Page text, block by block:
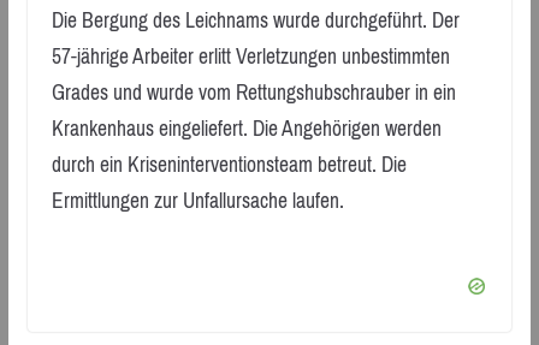
Die Bergung des Leichnams wurde durchgeführt. Der
57-jährige Arbeiter erlitt Verletzungen unbestimmten
Grades und wurde vom Rettungshubschrauber in ein
Krankenhaus eingeliefert. Die Angehörigen werden
durch ein Kriseninterventionsteam betreut. Die
Ermittlungen zur Unfallursache laufen.